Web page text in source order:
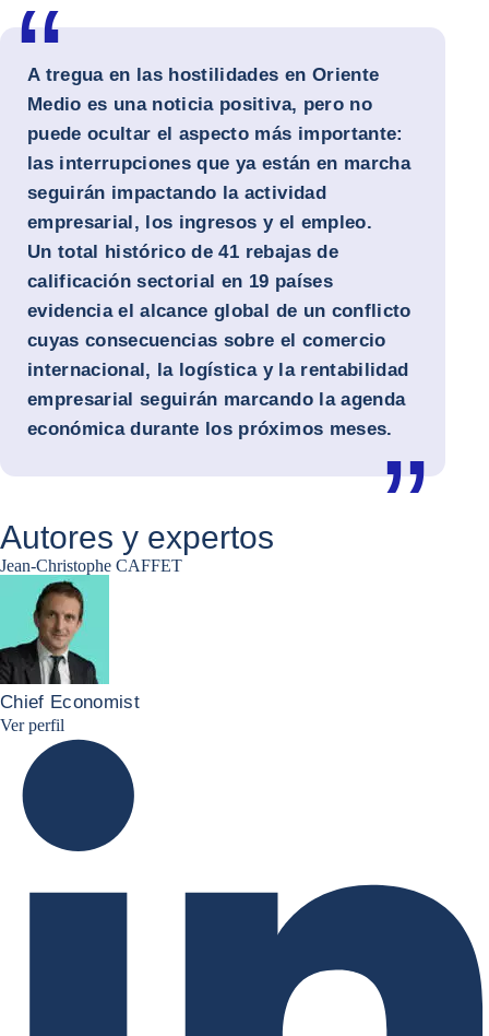
A tregua en las hostilidades en Oriente
Medio es una noticia positiva, pero no
puede ocultar el aspecto más importante:
las interrupciones que ya están en marcha
seguirán impactando la actividad
empresarial, los ingresos y el empleo.
Un total histórico de41 rebajas de
calificación sectorial en 19 países
evidencia el alcance global de un conflicto
cuyas consecuencias sobre el comercio
internacional, la logística y la rentabilidad
empresarial seguirán marcando la agenda
económica durante los próximos meses.
Autores y expertos
Jean-Christophe CAFFET
Chief Economist
Ver perfil